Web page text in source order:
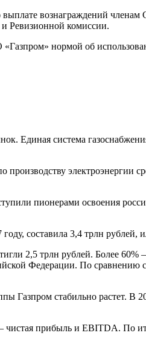
вознаграждений членам
Ревизионной комиссии.
нормой об
Единая система
электроэнергии
пионерами освоения
составила 3,4 трлн
2,5 трлн рублей. Более 60%
Федерации. По
Газпром стабильно растет. В
прибыль и EBITDA. По